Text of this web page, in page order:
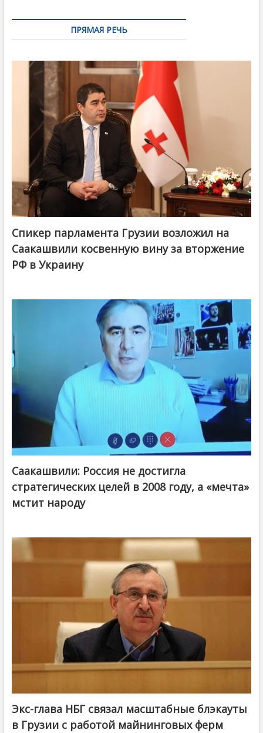
ПРЯМАЯ РЕЧЬ
Спикер парламента Грузии возложил на
Саакашвили косвенную вину за вторжение
РФ в Украину
Саакашвили: Россия не достигла
стратегических целей в 2008 году, а «мечта»
мстит народу
Экс-глава НБГ связал масштабные блэкауты
в Грузии с работой майнинговых ферм